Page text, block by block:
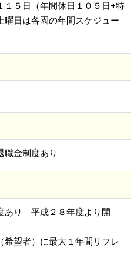
５日（年間休日１０５日+特
日は各園の年間スケジュー
金制度あり
あり 平成２８年度より開
望者）に最大１年間リフレ